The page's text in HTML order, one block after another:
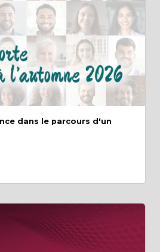
dans le parcours d'un